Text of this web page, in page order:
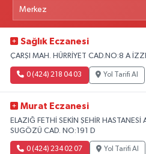
Sağlık Eczanesi
ÇARŞI MAH. HÜRRİYET CAD.NO:8 A
0 (424) 218 04 03 Yol Tarifi Al
Murat Eczanesi
ELAZIĞ FETHİ SEKİN ŞEHİR
SUGÖZÜ CAD. NO:191 D
0 (424) 234 02 07 Yol Tarifi Al